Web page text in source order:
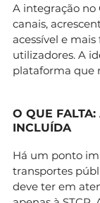
A integração no
canais,
acessível e
utilizadores. A
plataforma que
O QUE
INCLUÍDA
Há um ponto
transportes
deve ter em